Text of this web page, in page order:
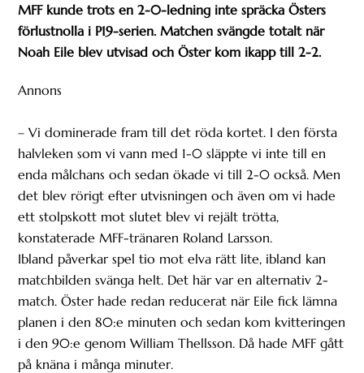
MFF kunde trots en 2-0-ledning inte spräcka Östers
förlustnolla i P19-serien. Matchen svängde totalt när
Noah Eile blev utvisad och Öster kom ikapp till 2-2.
Annons
– Vi dominerade fram till det röda kortet. I den första
halvleken som vi vann med 1-0 släppte vi inte till en
enda målchans och sedan ökade vi till 2-0 också. Men
det blev rörigt efter utvisningen och även om vi hade
ett stolpskott mot slutet blev vi rejält trötta,
konstaterade MFF-tränaren Roland Larsson.
Ibland påverkar spel tio mot elva rätt lite, ibland kan
matchbilden svänga helt. Det här var en alternativ 2-
match. Öster hade redan reducerat när Eile fick lämna
planen i den 80:e minuten och sedan kom kvitteringen
i den 90:e genom William Thellsson. Då hade MFF gått
på knäna i många minuter.